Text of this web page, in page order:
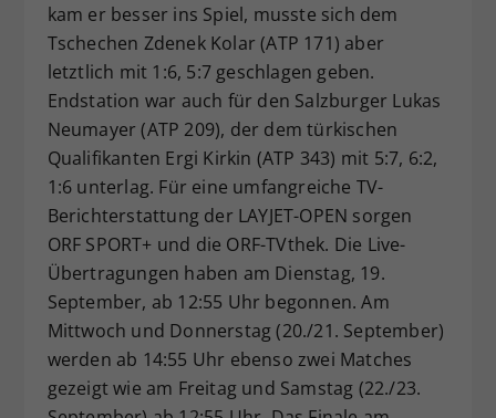
kam er besser ins Spiel, musste sich dem
Tschechen Zdenek Kolar (ATP 171) aber
letztlich mit 1:6, 5:7 geschlagen geben.
Endstation war auch für den Salzburger Lukas
Neumayer (ATP 209), der dem türkischen
Qualifikanten Ergi Kirkin (ATP 343) mit 5:7, 6:2,
1:6 unterlag. Für eine umfangreiche TV-
Berichterstattung der LAYJET-OPEN sorgen
ORF SPORT+ und die ORF-TVthek. Die Live-
Übertragungen haben am Dienstag, 19.
September, ab 12:55 Uhr begonnen. Am
Mittwoch und Donnerstag (20./21. September)
werden ab 14:55 Uhr ebenso zwei Matches
gezeigt wie am Freitag und Samstag (22./23.